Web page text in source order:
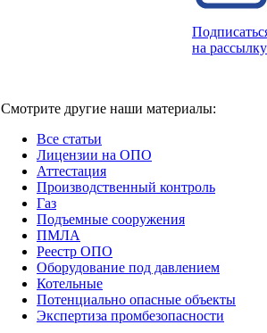
на рассылку
Смотрите другие наши материалы:
Все статьи
Лицензии на ОПО
Аттестация
Производственный контроль
Газ
Подъемные сооружения
ПМЛА
Реестр ОПО
Оборудование под давлением
Котельные
Потенциально опасные объекты
Экспертиза промбезопасности